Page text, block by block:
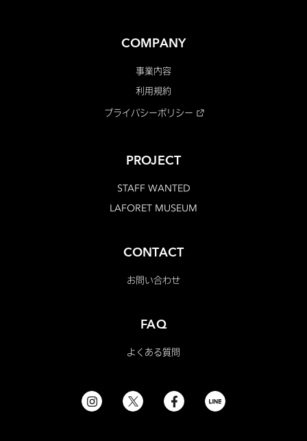
COMPANY
事業内容
利用規約
プライバシーポリシー
PROJECT
STAFF WANTED
LAFORET MUSEUM
CONTACT
お問い合わせ
FAQ
よくある質問